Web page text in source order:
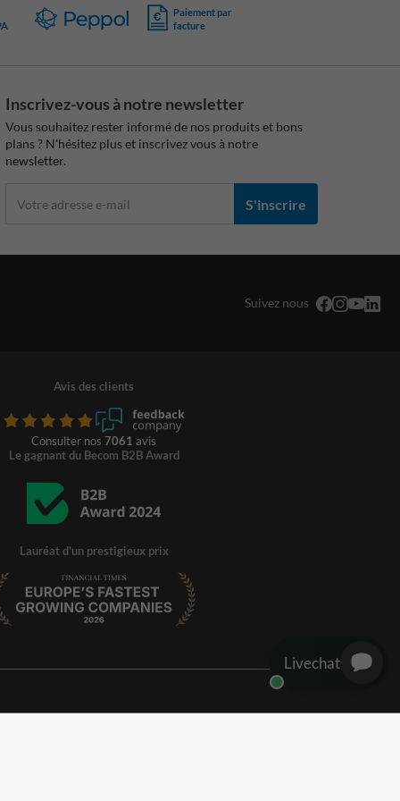
Paiement par
facture
Inscrivez-vous à notre newsletter
Vous souhaitez rester informé de nos produits et bons
plans ? N'hésitez plus et inscrivez vous à notre
newsletter.
S'inscrire
Suivez nous
Avis des clients
Consulter nos 7061 avis
Le gagnant du Becom B2B Award
Lauréat d'un prestigieux prix
Livechat